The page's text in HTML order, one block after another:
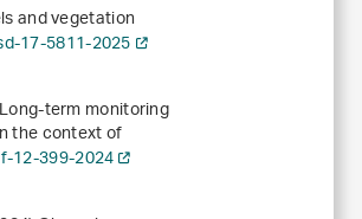
and vegetation
17-5811-2025
term monitoring
the context of
12-399-2024